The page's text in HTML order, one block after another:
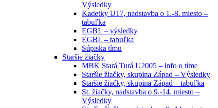
Výsledky
Kadetky U17, nadstavba o 1.-8. miesto –
tabuľka
EGBL – výsledky
EGBL – tabuľka
Súpiska tímu
Staršie žiačky
MBK Stará Turá U2005 – info o tíme
Staršie žiačky, skupina Západ – Výsledky
Staršie žiačky, skupina Západ – tabuľka
St. žiačky, nadstavba o 9.-14. miesto –
Výsledky